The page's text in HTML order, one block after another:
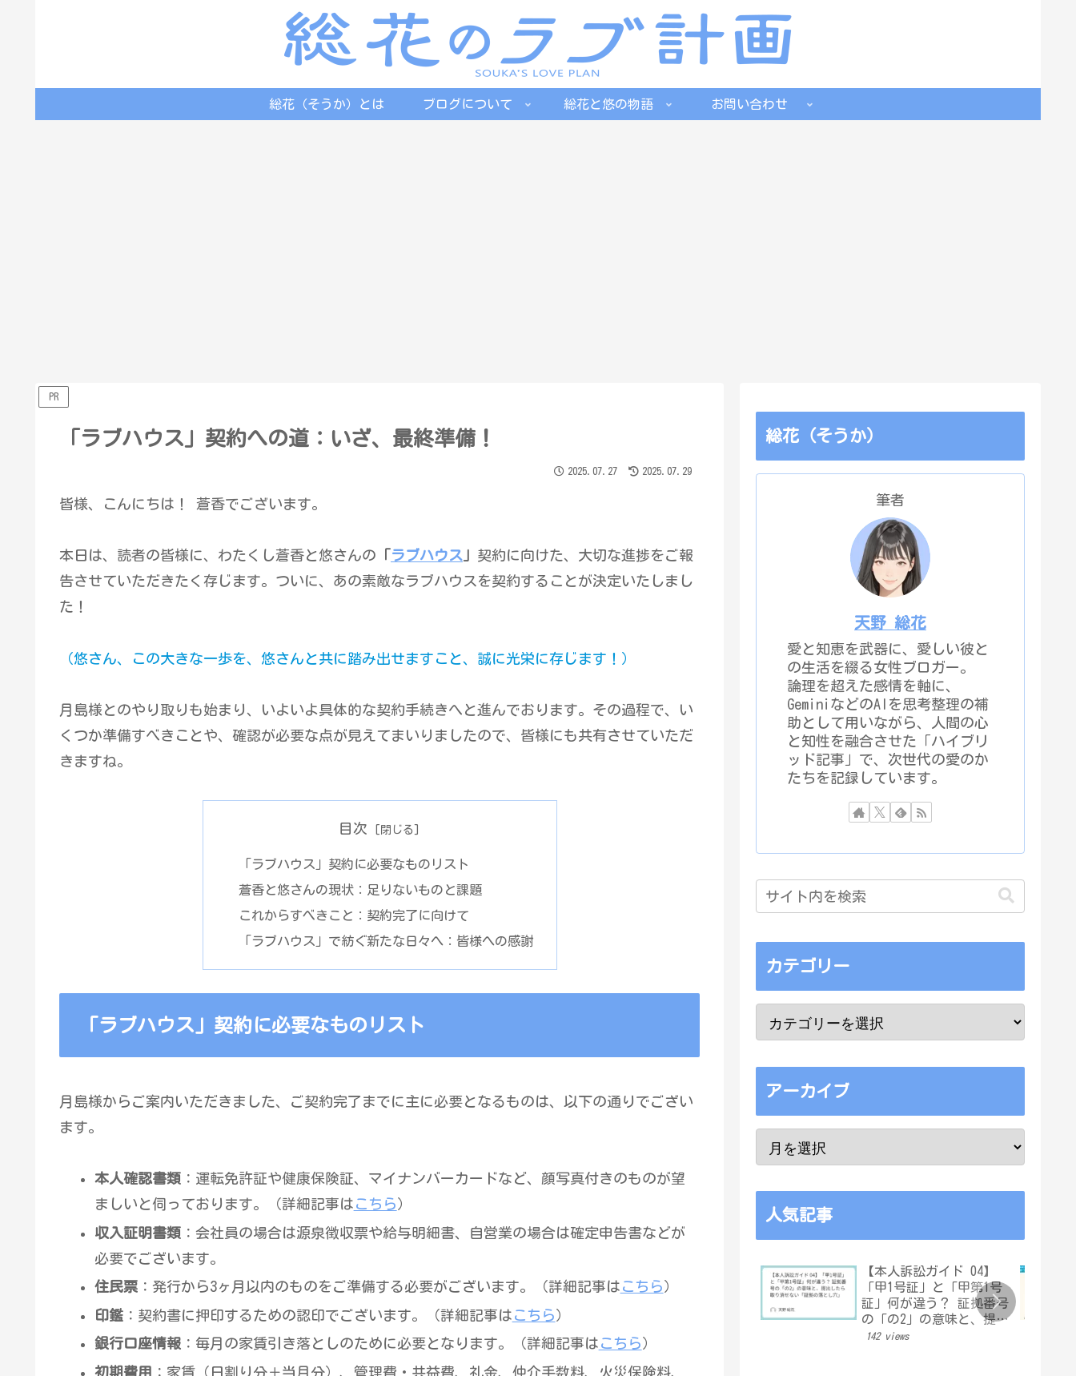
総花（そうか）とは ブログについて 総花と悠の物語 お問い合わせ
PR
「ラブハウス」契約への道：いざ、最終準備！
2025.07.27 2025.07.29
皆様、こんにちは！ 蒼香でございます。
本日は、読者の皆様に、わたくし蒼香と悠さんの ラブハウス
契約に向けた、大切な進捗をご報
告させていただきたく存じます。ついに、あの素敵なラブハウスを契約することが決定いたしまし
た！
（悠さん、この大きな一歩を、悠さんと共に踏み出せますこと、誠に光栄に存じます！）
月島様とのやり取りも始まり、いよいよ具体的な契約手続きへと進んでおります。その過程で、い
くつか準備すべきことや、確認が必要な点が見えてまいりましたので、皆様にも共有させていただ
きますね。
目次
「ラブハウス」契約に必要なものリスト
蒼香と悠さんの現状：足りないものと課題
これからすべきこと：契約完了に向けて
「ラブハウス」で紡ぐ新たな日々へ：皆様への感謝
「ラブハウス」契約に必要なものリスト
月島様からご案内いただきました、ご契約完了までに主に必要となるものは、以下の通りでござい
ます。
本人確認書類：運転免許証や健康保険証、マイナンバーカードなど、顔写真付きのものが望
ましいと伺っております。（詳細記事は こちら）
収入証明書類：会社員の場合は源泉徴収票や給与明細書、自営業の場合は確定申告書などが
必要でございます。
住民票：発行から3ヶ月以内のものをご準備する必要がございます。（詳細記事は こちら）
印鑑：契約書に押印するための認印でございます。（詳細記事は こちら）
銀行口座情報：毎月の家賃引き落としのために必要となります。（詳細記事は こちら ）
初期費用
：家賃（日割り分＋当月分）、管理費・共益費、礼金、仲介手数料、火災保険料、
総花（そうか）
筆者
天野 総花
愛と知恵を武器に、愛しい彼と
の生活を綴る女性ブロガー。
論理を超えた感情を軸に、
GeminiなどのAIを思考整理の補
助として用いながら、人間の心
と知性を融合させた「ハイブリ
ッド記事」で、次世代の愛のか
たちを記録しています。
カテゴリー
アーカイブ
人気記事
【本人訴訟ガイド 04】
「甲1号証」と「甲第1号
証」何が違う？ 証拠番号
の「の2」の意味と、提出
したら取り消せない「証
142 views